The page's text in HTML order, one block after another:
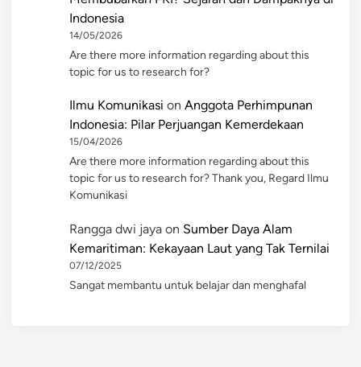
Indonesia
14/05/2026
Are there more information regarding about this
topic for us to research for?
Ilmu Komunikasi on Anggota Perhimpunan
Indonesia: Pilar Perjuangan Kemerdekaan
15/04/2026
Are there more information regarding about this
topic for us to research for? Thank you, Regard Ilmu
Komunikasi
Rangga dwi jaya on Sumber Daya Alam
Kemaritiman: Kekayaan Laut yang Tak Ternilai
07/12/2025
Sangat membantu untuk belajar dan menghafal